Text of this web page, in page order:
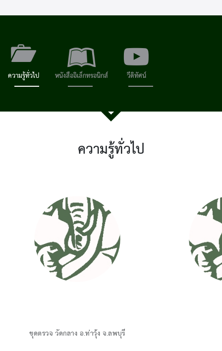
ความรู้ทั่วไป หนังสืออิเล็กทรอนิกส์ วีดิทัศน์
ความรู้ทั่วไป